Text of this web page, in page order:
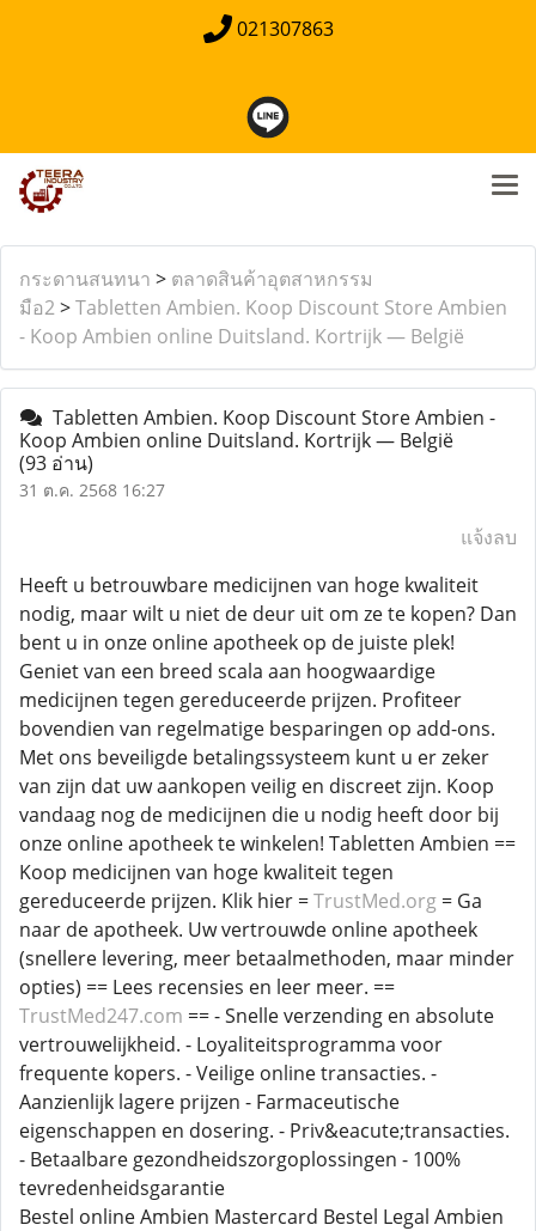
021307863
กระดานสนทนา > ตลาดสินค้าอุตสาหกรรม
มือ2>Tabletten Ambien. Koop Discount Store Ambien
- Koop Ambien online Duitsland. Kortrijk — België
Tabletten Ambien. Koop Discount Store Ambien -
Koop Ambien online Duitsland. Kortrijk — België
(93 อ่าน)
31 ต.ค. 2568 16:27
แจ้งลบ
Heeft u betrouwbare medicijnen van hoge kwaliteit
nodig, maar wilt u niet de deur uit om ze te kopen? Dan
bent u in onze online apotheek op de juiste plek!
Geniet van een breed scala aan hoogwaardige
medicijnen tegen gereduceerde prijzen. Profiteer
bovendien van regelmatige besparingen op add-ons.
Met ons beveiligde betalingssysteem kunt u er zeker
van zijn dat uw aankopen veilig en discreet zijn. Koop
vandaag nog de medicijnen die u nodig heeft door bij
onze online apotheek te winkelen! Tabletten Ambien ==
Koop medicijnen van hoge kwaliteit tegen
gereduceerde prijzen. Klik hier =TrustMed.org = Ga
naar de apotheek. Uw vertrouwde online apotheek
(snellere levering, meer betaalmethoden, maar minder
opties) == Lees recensies en leer meer. ==
TrustMed247.com == - Snelle verzending en absolute
vertrouwelijkheid. - Loyaliteitsprogramma voor
frequente kopers. - Veilige online transacties. -
Aanzienlijk lagere prijzen - Farmaceutische
eigenschappen en dosering. - Priv&eacute;transacties.
- Betaalbare gezondheidszorgoplossingen - 100%
tevredenheidsgarantie
Bestel online Ambien Mastercard Bestel Legal Ambien